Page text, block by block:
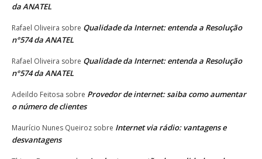
da ANATEL
Rafael Oliveira sobre Qualidade da Internet: entenda a Resolução
n°574 da ANATEL
Rafael Oliveira sobre Qualidade da Internet: entenda a Resolução
n°574 da ANATEL
Adeildo Feitosa sobre Provedor de internet: saiba como aumentar
o número de clientes
Maurício Nunes Queiroz sobre Internet via rádio: vantagens e
desvantagens